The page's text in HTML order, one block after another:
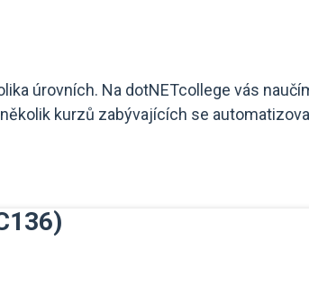
úrovních. Na dotNETcollege vás
kurzů zabývajících se